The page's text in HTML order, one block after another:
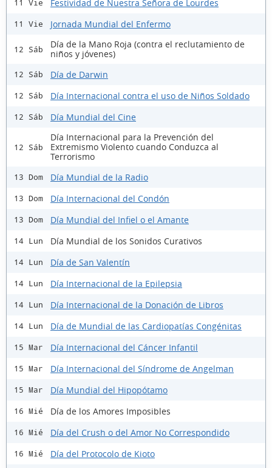
11 Vie Festividad de Nuestra Señora de Lourdes
11 Vie Jornada Mundial del Enfermo
12 Sáb
Día de la Mano Roja (contra el reclutamiento de
niños y jóvenes)
12 Sáb Día de Darwin
12 Sáb Día Internacional contra el uso de Niños Soldado
12 Sáb Día Mundial del Cine
12 Sáb
Día Internacional para la Prevención del
Extremismo Violento cuando Conduzca al
Terrorismo
13 Dom Día Mundial de la Radio
13 Dom Día Internacional del Condón
13 Dom Día Mundial del Infiel o el Amante
14 Lun Día Mundial de los Sonidos Curativos
14 Lun Día de San Valentín
14 Lun Día Internacional de la Epilepsia
14 Lun Día Internacional de la Donación de Libros
14 Lun Día de Mundial de las Cardiopatías Congénitas
15 Mar Día Internacional del Cáncer Infantil
15 Mar Día Internacional del Síndrome de Angelman
15 Mar Día Mundial del Hipopótamo
16 Mié Día de los Amores Imposibles
16 Mié Día del Crush o del Amor No Correspondido
16 Mié Día del Protocolo de Kioto